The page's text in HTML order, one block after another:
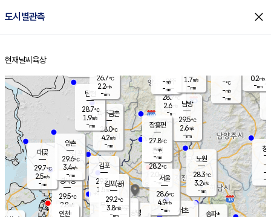
도시별관측 close
홈
현재날씨 육상
양주
28.7℃
2.6
-mm
경서동
29.5℃
2.8 m/s
-mm
파주금촌
28.0℃
4.2m/s
-mm
-℃
-m/s
-mm
대곶
29.7℃
2.5m/s
-mm
창
-
-m/
-
탄현
28.7℃
1.9m/s
-mm
0.2m/s
-mm
김포
29.3℃
1.5 m/s
mm
광명
부천
양촌
29.6℃
3.4m/s
-mm
구로
은평
28.2℃
2.0 m/s
- mm
노원
28.3℃
3.2m/s
-mm
송파*
서초
남방
29.5℃
2.6m/s
-mm
장흥면
27.8℃
-m/s
-mm
-m/s
-mm
김포(공)
29.2℃
3.8m/s
-mm
인천
서울
28.6℃
4.9m/s
-mm
26.7℃
2.2m/s
-mm
1.7m/s
-mm